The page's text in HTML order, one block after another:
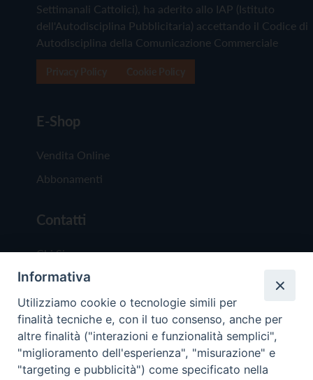
Settimanali Cattolici), ha aderito allo IAP (Istituto
dell'Autodisciplina Pubblicitaria) accettando il Codice di
Autodisciplina della Comunicazione Commerciale
E-Shop
Vendita Online
Abbonamenti
Contatti
Chi Siamo
Redazione
Scrivici
Informativa
Utilizziamo cookie o tecnologie simili per
finalità tecniche e, con il tuo consenso, anche per
altre finalità ("interazioni e funzionalità semplici",
"miglioramento dell'esperienza", "misurazione" e
"targeting e pubblicità") come specificato nella